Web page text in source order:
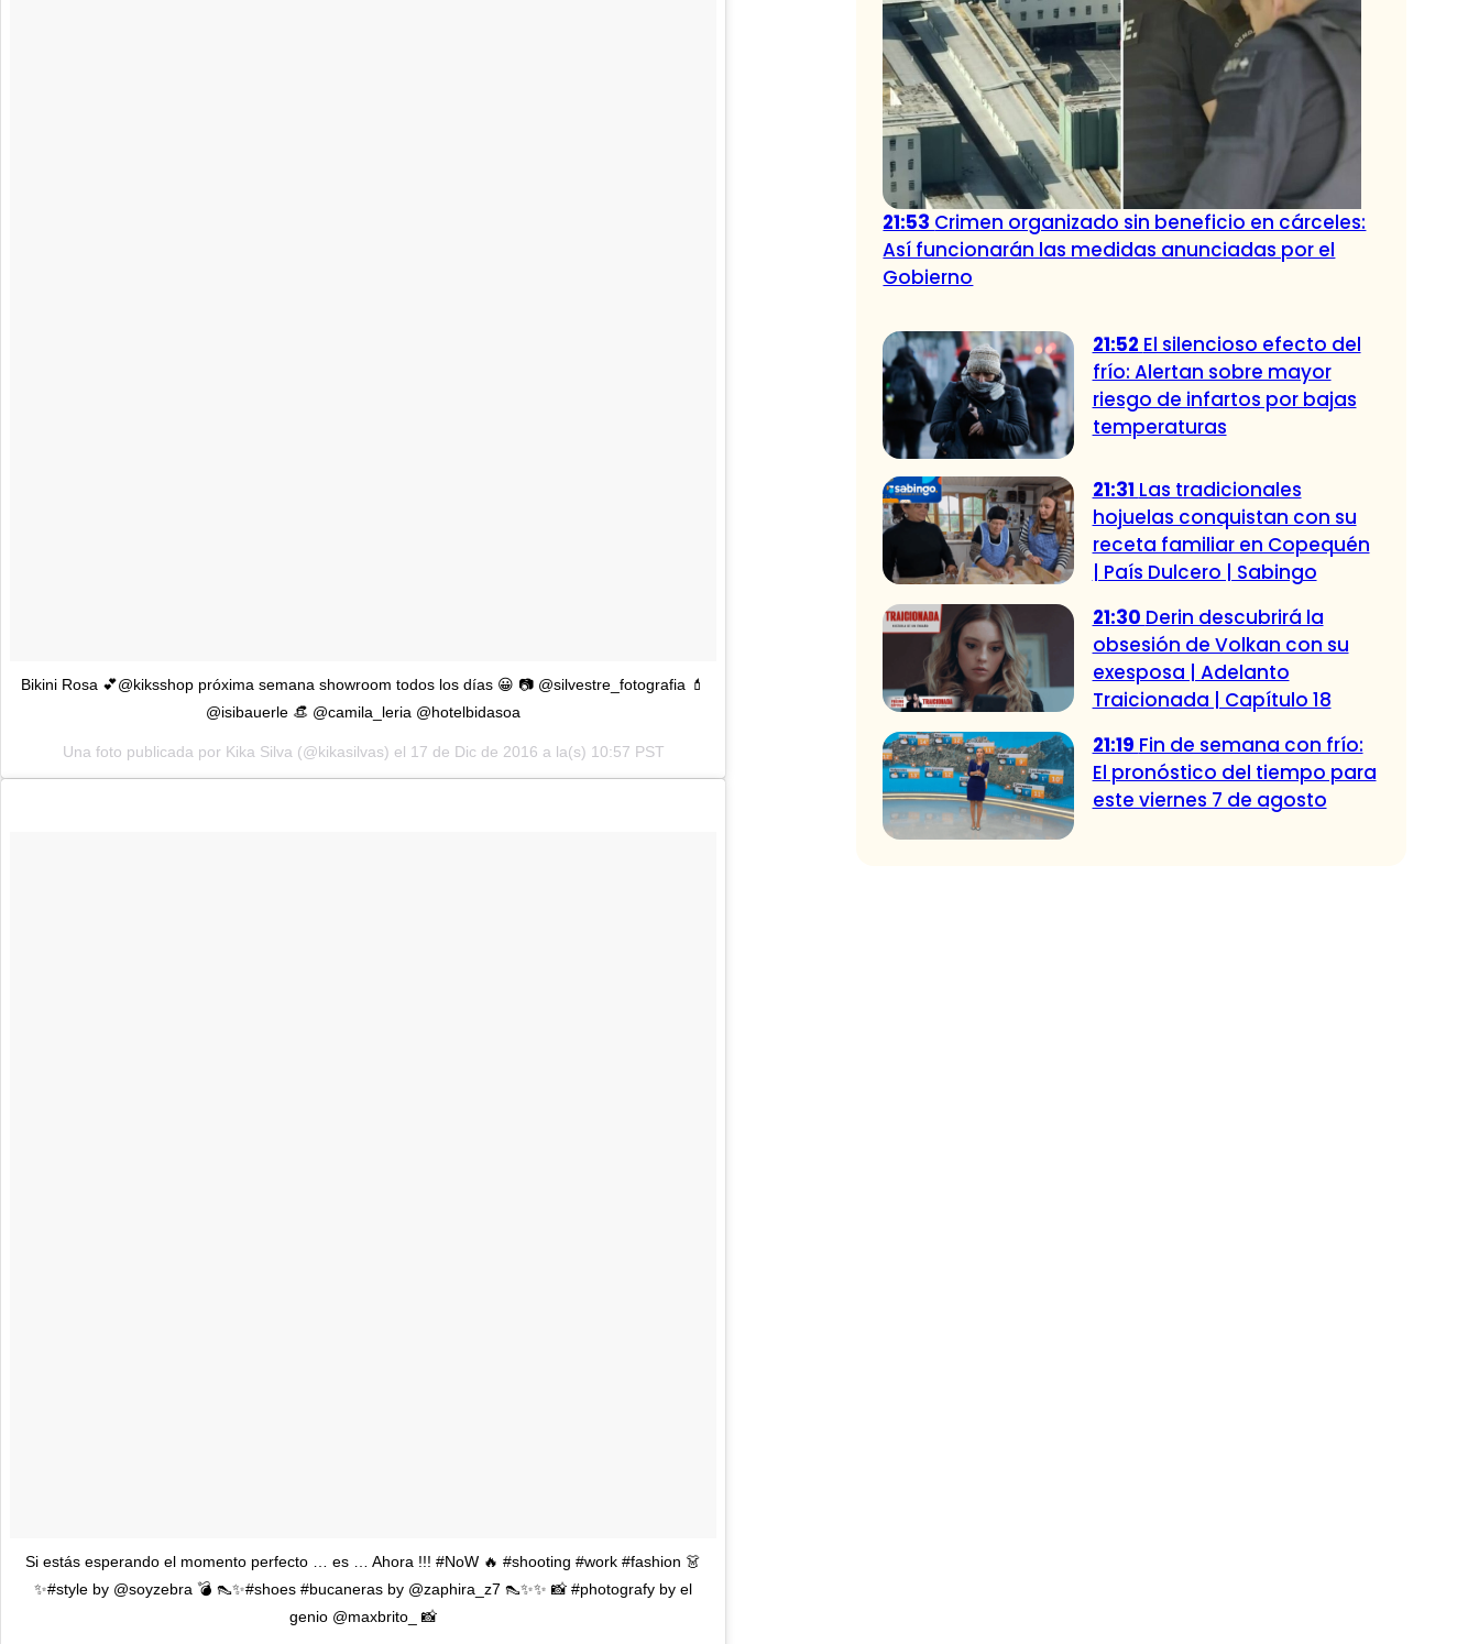
Bikini Rosa 💕@kiksshop próxima semana showroom todos los días 😀 📷 @silvestre_fotografia 💄
@isibauerle 👒 @camila_leria @hotelbidasoa
Una foto publicada por Kika Silva (@kikasilvas) el 17 de Dic de 2016 a la(s) 10:57 PST
Si estás esperando el momento perfecto … es … Ahora !!! #NoW 🔥 #shooting #work #fashion 👗
✨#style by @soyzebra 💣 👠✨#shoes #bucaneras by @zaphira_z7 👠✨✨ 📸 #photografy by el
genio @maxbrito_ 📸
21:53 Crimen organizado sin beneficio en cárceles:
Así funcionarán las medidas anunciadas por el
Gobierno
21:52 El silencioso efecto del
frío: Alertan sobre mayor
riesgo de infartos por bajas
temperaturas
21:31 Las tradicionales
hojuelas conquistan con su
receta familiar en Copequén
| País Dulcero | Sabingo
21:30 Derin descubrirá la
obsesión de Volkan con su
exesposa | Adelanto
Traicionada | Capítulo 18
21:19 Fin de semana con frío:
El pronóstico del tiempo para
este viernes 7 de agosto